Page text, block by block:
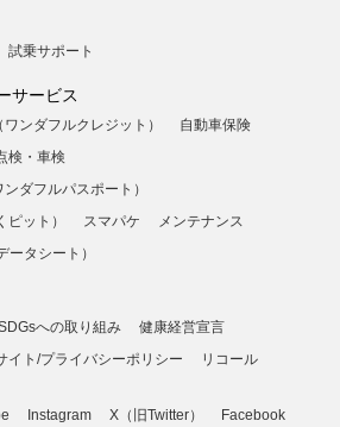
試乗サポート
サービス
ンダフルクレジット）
自動車保険
検・車検
ダフルパスポート）
ット）
スマパケ
メンテナンス
ータシート）
への取り組み
健康経営宣言
イト/プライバシーポリシー リコール
Instagram X（旧Twitter） Facebook